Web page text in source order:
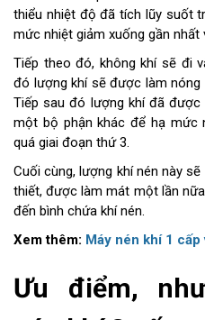
thiểu nhiệt độ đã tích lũy suốt
mức nhiệt giảm xuống gần nhất
Tiếp theo đó, không khí sẽ đi
đó lượng khí sẽ được làm
Tiếp sau đó lượng khí đã
một bộ phận khác để hạ mức
quá giai đoạn thứ 3.
Cuối cùng, lượng khí nén này
thiết, được làm mát một lần
đến bình chứa khí nén.
Xem thêm: Máy nén khí 1
Ưu điểm,